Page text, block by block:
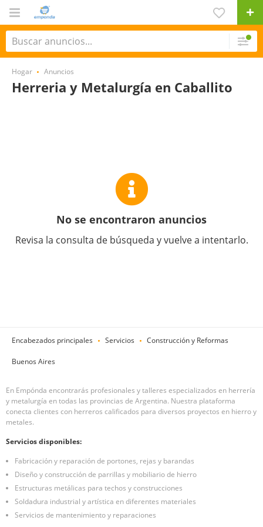
Hogar Anuncios
Herreria y Metalurgía en Caballito
No se encontraron anuncios
Revisa la consulta de búsqueda y vuelve a intentarlo.
Encabezados principales Servicios Construcción y Reformas
Buenos Aires
En Empónda encontrarás profesionales y talleres especializados en herrería
y metalurgía en todas las provincias de Argentina. Nuestra plataforma
conecta clientes con herreros calificados para diversos proyectos en hierro y
metales.
Servicios disponibles:
Fabricación y reparación de portones, rejas y barandas
Diseño y construcción de parrillas y mobiliario de hierro
Estructuras metálicas para techos y construcciones
Soldadura industrial y artística en diferentes materiales
Servicios de mantenimiento y reparaciones